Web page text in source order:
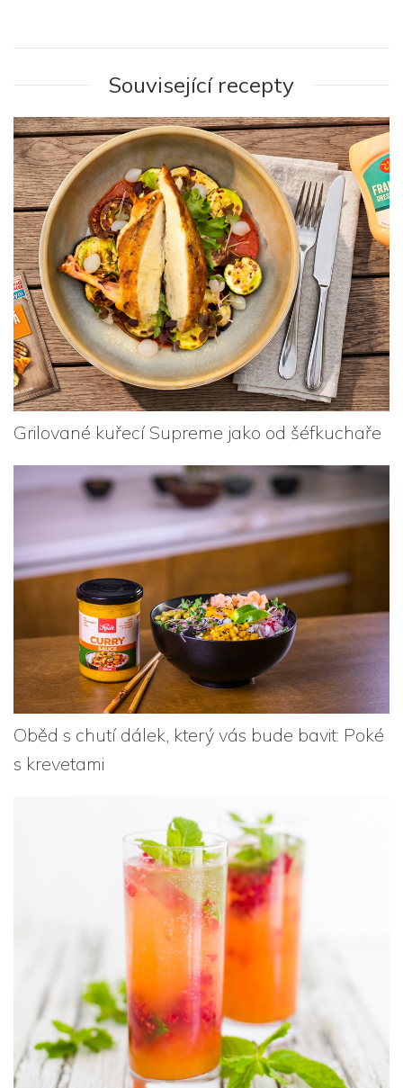
Související recepty
Grilované kuřecí Supreme jako od šéfkuchaře
Oběd s chutí dálek, který vás bude bavit: Poké
s krevetami